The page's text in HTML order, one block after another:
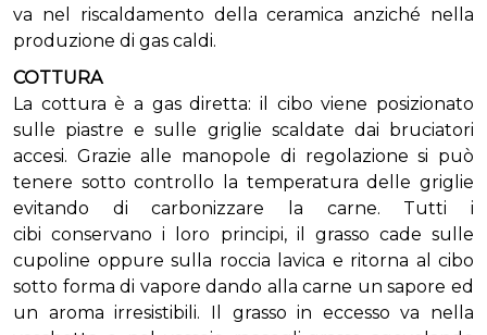
va nel riscaldamento della ceramica anziché nella
produzione di gas caldi.
COTTURA
La cottura è a gas diretta: il cibo viene posizionato
sulle piastre e sulle griglie scaldate dai bruciatori
accesi. Grazie alle manopole di regolazione si può
tenere sotto controllo la temperatura delle griglie
evitando di carbonizzare la carne. Tutti i
cibi conservano i loro principi, il grasso cade sulle
cupoline oppure sulla roccia lavica e ritorna al cibo
sotto forma di vapore dando alla carne un sapore ed
un aroma irresistibili. Il grasso in eccesso va nella